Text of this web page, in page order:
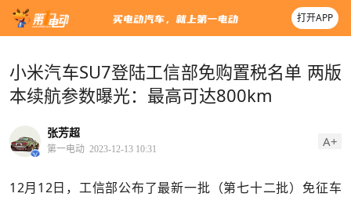
打开APP
小米汽车SU7登陆工信部免购置税名单 两版
本续航参数曝光：最高可达800km
张芳超
第一电动 2023-12-13 10:31 A+
12月12日，工信部公布了最新一批（第七十二批）免征车